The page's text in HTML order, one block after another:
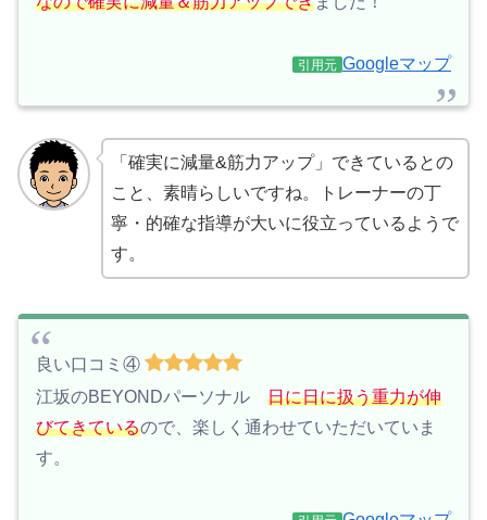
引用元 Googleマップ
「確実に減量&筋力アップ」できているとの
こと、素晴らしいですね。トレーナーの丁
寧・的確な指導が大いに役立っているようで
す。
良い口コミ④
江坂のBEYONDパーソナル 日に日に扱う重力が伸
びてきているので、楽しく通わせていただいていま
す。